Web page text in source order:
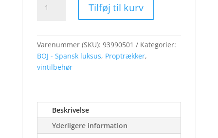
i
metal
hylster
Tilføj til kurv
Varenummer (SKU): 93990501
Kategorier:
BOJ - Spansk luksus, Proptrækker,
vintilbehør
Beskrivelse
Yderligere information